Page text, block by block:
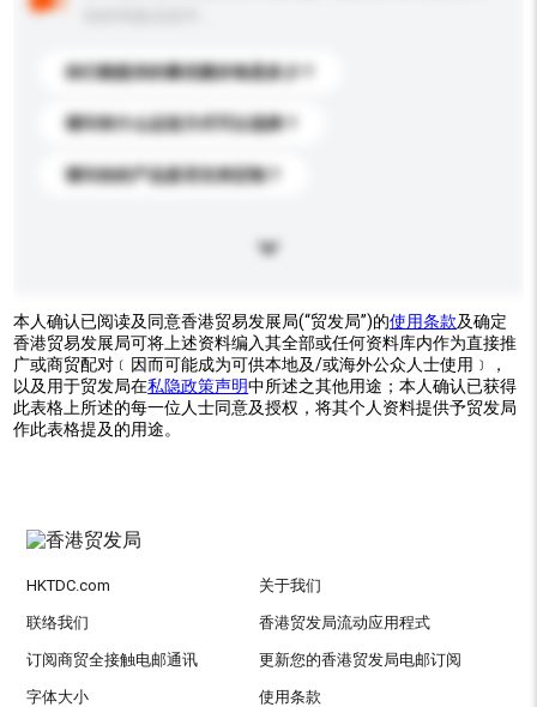
你们能提供的最优惠价格是多少？
请问有什么运送方式可以选择？
请问你的产品是否支持定制？
本人确认已阅读及同意香港贸易发展局(“贸发局”)的使用条款及确定
香港贸易发展局可将上述资料编入其全部或任何资料库内作为直接推
广或商贸配对﹝因而可能成为可供本地及/或海外公众人士使用﹞，
以及用于贸发局在私隐政策声明中所述之其他用途；本人确认已获得
此表格上所述的每一位人士同意及授权，将其个人资料提供予贸发局
作此表格提及的用途。
HKTDC.com 关于我们
联络我们 香港贸发局流动应用程式
订阅商贸全接触电邮通讯 更新您的香港贸发局电邮订阅
字体大小 使用条款